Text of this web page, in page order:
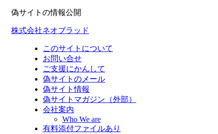
偽サイトの情報公開
株式会社ネオブラッド
このサイトについて
お問い合せ
ご支援にかんして
偽サイトのメール
偽サイト情報
偽サイトマガジン（外部）
会社案内
Who We are
有料添付ファイルあり